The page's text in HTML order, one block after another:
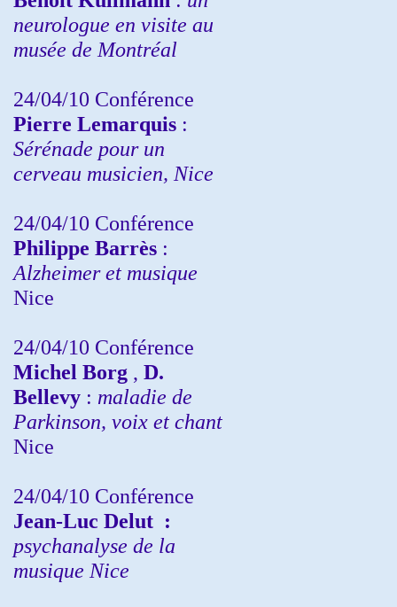
neurologue en visite au
musée de Montréal
24/04/10 Conférence
Pierre Lemarquis :
Sérénade pour un
cerveau musicien, Nice
24/04/10 Conférence
Philippe Barrès :
Alzheimer et musique
Nice
24/04/10 Conférence
Michel Borg , D.
Bellevy : maladie de
Parkinson, voix et chant
Nice
24/04/10 Conférence
Jean-Luc Delut :
psychanalyse de la
musique Nice